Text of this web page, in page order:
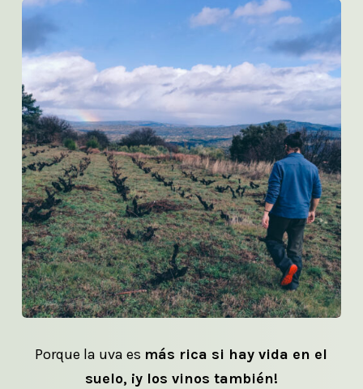
Porque la uva es más rica si hay vida en el
suelo, ¡y los vinos también!